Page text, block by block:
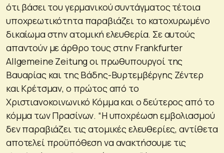
ότι βάσει του γερμανικού συντάγματος τέτοια
υποχρεωτικότητα παραβιάζει το κατοχυρωμένο
δικαίωμα στην ατομική ελευθερία. Σε αυτούς
απαντούν με άρθρο τους στην Frankfurter
Allgemeine Zeitung οι πρωθυπουργοί της
Βαυαρίας και της Βάδης-Βυρτεμβέργης Ζέντερ
και Κρέτσμαν, ο πρώτος από το
Χριστιανοκοινωνικό Κόμμα και ο δεύτερος από το
κόμμα των Πρασίνων. “Η υποχρέωση εμβολιασμού
δεν παραβιάζει τις ατομικές ελευθερίες, αντίθετα
αποτελεί προϋπόθεση να ανακτήσουμε τις